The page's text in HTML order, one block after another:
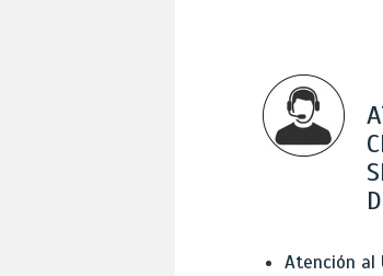
Atención al